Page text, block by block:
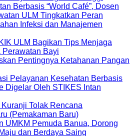
Berbasis “World Café”, Dosen
ULM Tingkatkan Peran
Infeksi dan Manajemen
ULM Bagikan Tips Menjaga
Perawatan Bayi
Pentingnya Ketahanan Pangan
Pelayanan Kesehatan Berbasis
Digelar Oleh STIKES Intan
Tolak Rencana
(Pemakaman Baru)
UMKM Pemuda Banua, Dorong
dan Berdaya Saing